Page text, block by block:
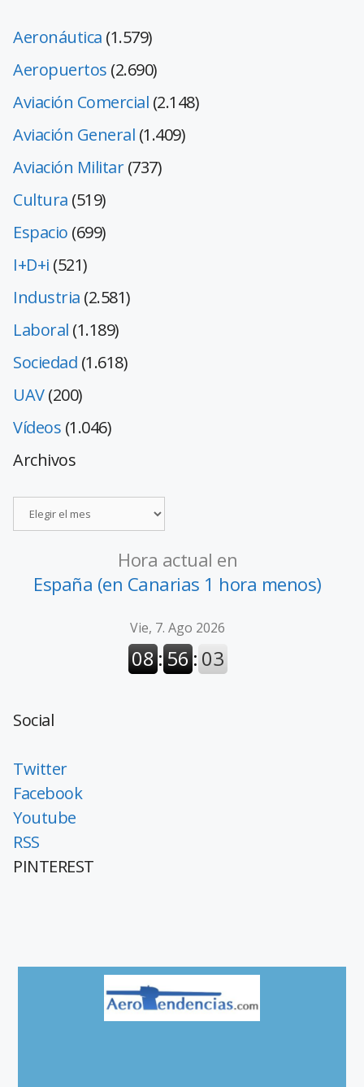
Aeronáutica (1.579)
Aeropuertos (2.690)
Aviación Comercial (2.148)
Aviación General (1.409)
Aviación Militar(737)
Cultura (519)
Espacio (699)
I+D+i (521)
Industria (2.581)
Laboral (1.189)
Sociedad (1.618)
UAV(200)
Vídeos (1.046)
Archivos
Hora actual en
España (en Canarias 1 hora menos)
Social
Twitter
Facebook
Youtube
RSS
PINTEREST